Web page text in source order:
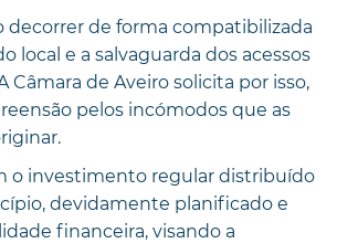
decorrer de forma compatibilizada
local e a salvaguarda dos acessos
Câmara de Aveiro solicita por isso,
pelos incómodos que as
o investimento regular distribuído
devidamente planificado e
financeira, visando a